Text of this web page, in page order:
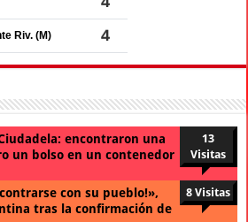
encontraron una
un bolso en un contenedor
13
Visitas
con su pueblo!»,
tras la confirmación de
8 Visitas